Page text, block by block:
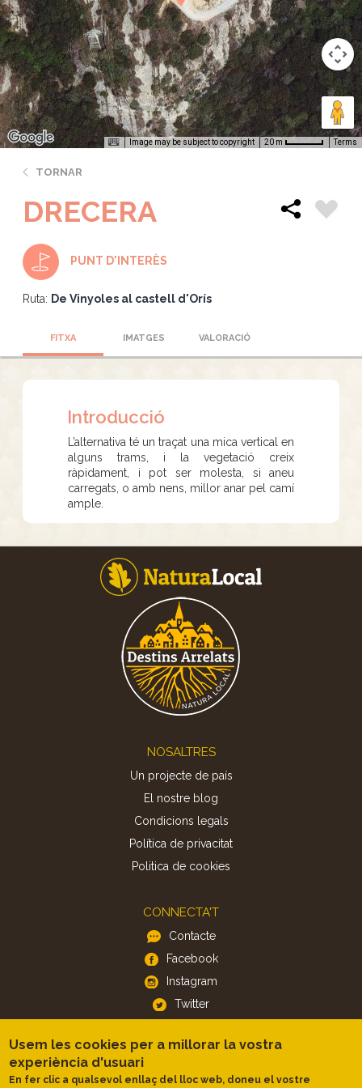
Image may be subject to copyright 20 m Terms
TORNAR
DRECERA
PUNT D'INTERÈS
Ruta: De Vinyoles al castell d'Orís
FITXA IMATGES VALORACIÓ
Introducció
L’alternativa té un traçat una mica vertical en
alguns trams, i la vegetació creix
ràpidament, i pot ser molesta, si aneu
carregats, o amb nens, millor anar pel camí
ample.
NOSALTRES
Un projecte de país
El nostre blog
Condicions legals
Política de privacitat
Politica de cookies
CONNECTA'T
Contacte
Facebook
Instagram
Twitter
APP
iOS
Usem les cookies per a millorar la vostra
experiència d'usuari
En fer clic a qualsevol enllaç del lloc web, doneu el vostre